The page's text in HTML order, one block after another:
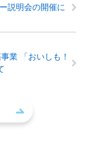
説明会の開催に
業 「おいしも！